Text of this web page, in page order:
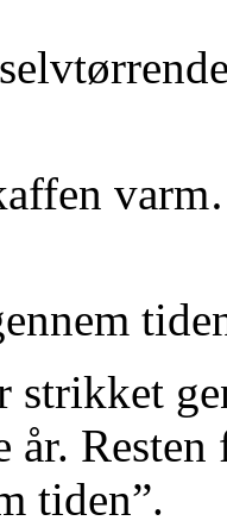
strikket
år.
tiden”.